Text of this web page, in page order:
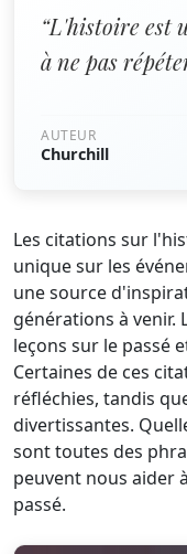
“L'histoire est
à ne pas
AUTEUR
Churchill
Les citations sur
unique sur les
une source
générations à venir.
leçons sur le passé
Certaines de ces
réfléchies, tandis
divertissantes.
sont toutes des
peuvent nous aider
passé.